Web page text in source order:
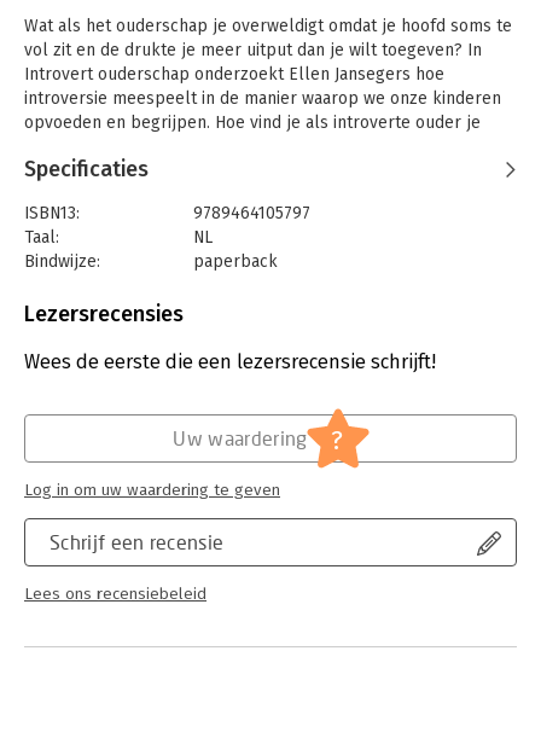
Wat als het ouderschap je overweldigt omdat je hoofd soms te
vol zit en de drukte je meer uitput dan je wilt toegeven? In
Introvert ouderschap onderzoekt Ellen Jansegers hoe
introversie meespeelt in de manier waarop we onze kinderen
opvoeden en begrijpen. Hoe vind je als introverte ouder je
schoolpoorten en ouderchats? En wat als je kind zélf introvert
wereld? Ellen Jansegers toont hoe zelfkennis de sleutel kan
zijn tot rust, verbinding en mildheid.
Specificaties
ISBN13:
9789464105797
Taal:
NL
Bindwijze:
paperback
Uitgever:
Verschijningsdatum:
12-2-2026
Psychologie
Lezersrecensies
Wees de eerste die een lezersrecensie schrijft!
Schrijf een recensie
Lees ons recensiebeleid
Uw waardering ?
Log in om uw waardering te geven